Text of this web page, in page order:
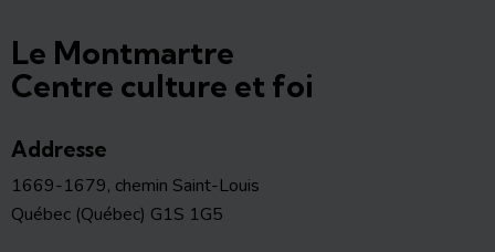
Le Montmartre
Centre culture et foi
Addresse
1669-1679, chemin Saint-Louis
Québec (Québec) G1S 1G5